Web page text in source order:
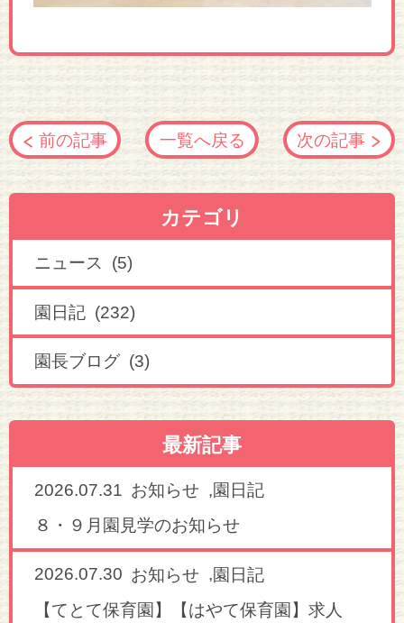
前の記事 一覧へ戻る 次の記事
カテゴリ
ニュース (5)
園日記 (232)
園長ブログ (3)
最新記事
2026.07.31 お知らせ ,園日記
８・９月園見学のお知らせ
2026.07.30 お知らせ ,園日記
【てとて保育園】【はやて保育園】求人